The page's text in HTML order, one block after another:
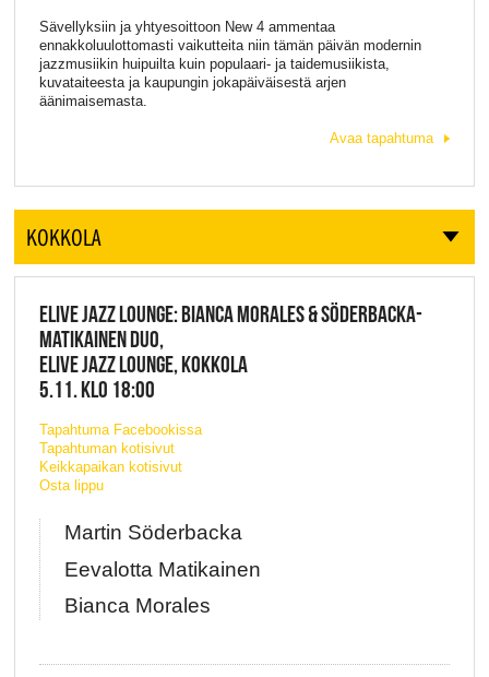
Sävellyksiin ja yhtyesoittoon New 4 ammentaa
ennakkoluulottomasti vaikutteita niin tämän päivän modernin
jazzmusiikin huipuilta kuin populaari- ja taidemusiikista,
kuvataiteesta ja kaupungin jokapäiväisestä arjen
äänimaisemasta.
Avaa tapahtuma
KOKKOLA
ELIVE JAZZ LOUNGE: BIANCA MORALES & SÖDERBACKA-
MATIKAINEN DUO,
ELIVE JAZZ LOUNGE, KOKKOLA
5.11. KLO 18:00
Tapahtuma Facebookissa
Tapahtuman kotisivut
Keikkapaikan kotisivut
Osta lippu
Martin Söderbacka
Eevalotta Matikainen
Bianca Morales